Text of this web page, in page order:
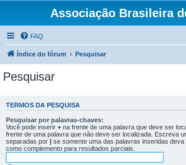
Associação Brasileira
FAQ
Índice do fórum Pesquisar
Pesquisar
TERMOS DA PESQUISA
Pesquisar por palavras-chaves:
Você pode inserir + na frente de uma palavra que deve ser
frente de uma palavra que não deve ser localizada. Escreva
separadas por | se somente uma das palavras inseridas
como complemento para resultados parciais.